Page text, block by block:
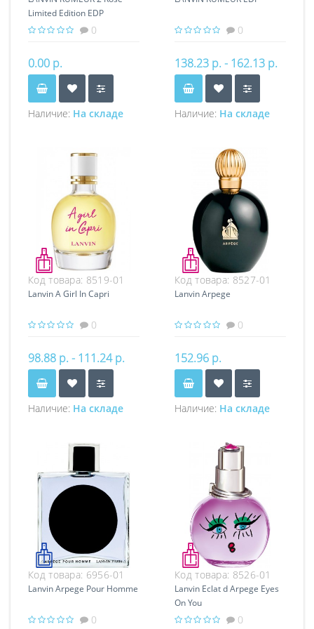
Limited Edition EDP
0
0.00 р.
Наличие: На складе
0
138.23 р. - 162.13 р.
Наличие: На складе
Код товара: 8519-01
Lanvin A Girl In Capri
0
98.88 р. - 111.24 р.
Наличие: На складе
Код товара: 8527-01
Lanvin Arpege
0
152.96 р.
Наличие: На складе
Код товара: 6956-01
Lanvin Arpege Pour Homme
0
Код товара: 8526-01
Lanvin Eclat d Arpege Eyes
On You
0